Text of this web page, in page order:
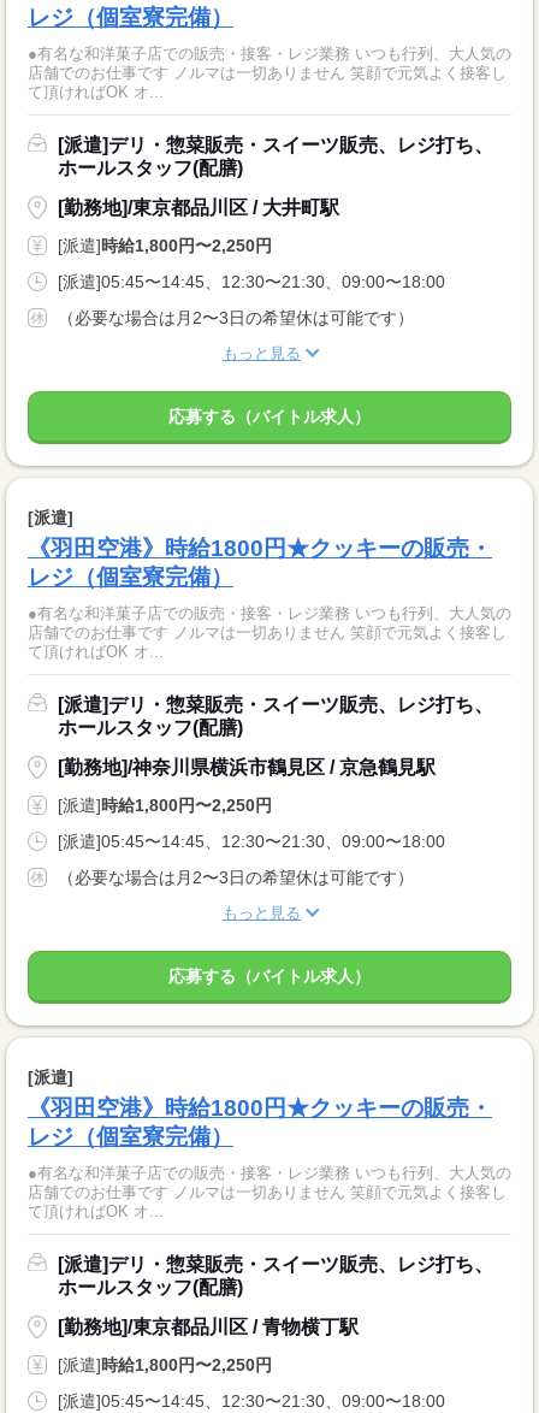
レジ（個室寮完備）
●有名な和洋菓子店での販売・接客・レジ業務 いつも行列、大人気の
店舗でのお仕事です ノルマは一切ありません 笑顔で元気よく接客し
て頂ければOK オ...
[派遣]デリ・惣菜販売・スイーツ販売、レジ打ち、
ホールスタッフ(配膳)
[勤務地]/東京都品川区 / 大井町駅
[派遣]時給1,800円〜2,250円
[派遣]05:45〜14:45、12:30〜21:30、09:00〜18:00
（必要な場合は月2〜3日の希望休は可能です）
もっと見る
応募する（バイトル求人）
[派遣]
《羽田空港》時給1800円★クッキーの販売・
レジ（個室寮完備）
●有名な和洋菓子店での販売・接客・レジ業務 いつも行列、大人気の
店舗でのお仕事です ノルマは一切ありません 笑顔で元気よく接客し
て頂ければOK オ...
[派遣]デリ・惣菜販売・スイーツ販売、レジ打ち、
ホールスタッフ(配膳)
[勤務地]/神奈川県横浜市鶴見区 / 京急鶴見駅
[派遣]時給1,800円〜2,250円
[派遣]05:45〜14:45、12:30〜21:30、09:00〜18:00
（必要な場合は月2〜3日の希望休は可能です）
もっと見る
応募する（バイトル求人）
[派遣]
《羽田空港》時給1800円★クッキーの販売・
レジ（個室寮完備）
●有名な和洋菓子店での販売・接客・レジ業務 いつも行列、大人気の
店舗でのお仕事です ノルマは一切ありません 笑顔で元気よく接客し
て頂ければOK オ...
[派遣]デリ・惣菜販売・スイーツ販売、レジ打ち、
ホールスタッフ(配膳)
[勤務地]/東京都品川区 / 青物横丁駅
[派遣]時給1,800円〜2,250円
[派遣]05:45〜14:45、12:30〜21:30、09:00〜18:00